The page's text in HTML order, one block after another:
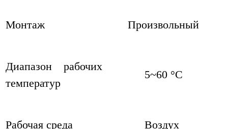
Монтаж Произвольный
Диапазон рабочих
температур
5~60 °С
Рабочая среда Воздух